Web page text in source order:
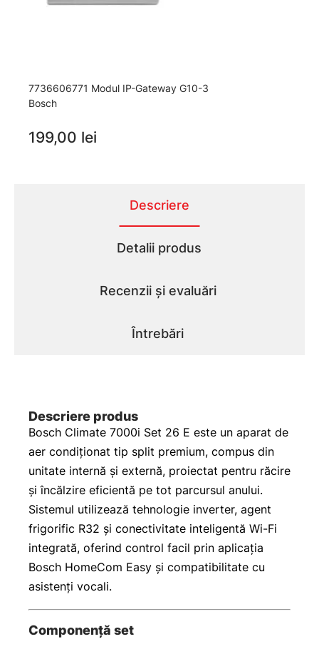
7736606771 Modul IP-Gateway G10-3
Bosch
199,00 lei
Descriere
Detalii produs
Recenzii și evaluări
Întrebări
Descriere produs
Bosch Climate 7000i Set 26 E este un aparat de
aer condiționat tip split premium, compus din
unitate internă și externă, proiectat pentru răcire
și încălzire eficientă pe tot parcursul anului.
Sistemul utilizează tehnologie inverter, agent
frigorific R32 și conectivitate inteligentă Wi-Fi
integrată, oferind control facil prin aplicația
Bosch HomeCom Easy și compatibilitate cu
asistenți vocali.
Componență set